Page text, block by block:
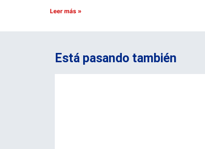
Leer más »
Está pasando también